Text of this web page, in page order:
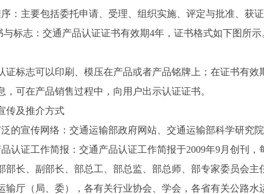
序：主要包括委托申请、受理、组织实施、评定与批准、获
与标志：交通产品认证证书有效期4年，证书格式如下图所示
证标志可以印刷、模压在产品或者产品铭牌上；在证书有
，可在产品销售过程中，向用户出示认证证书。
传及推介方式
泛的宣传网络：交通运输部政府网站、交通运输部科学研究
品认证工作简报：交通产品认证工作简报于2009年9月创刊，
部长、副部长、部总工、部总监、部总师、部专家委员会
输厅（局、委），各有关行业协会、学会，各省有关公路